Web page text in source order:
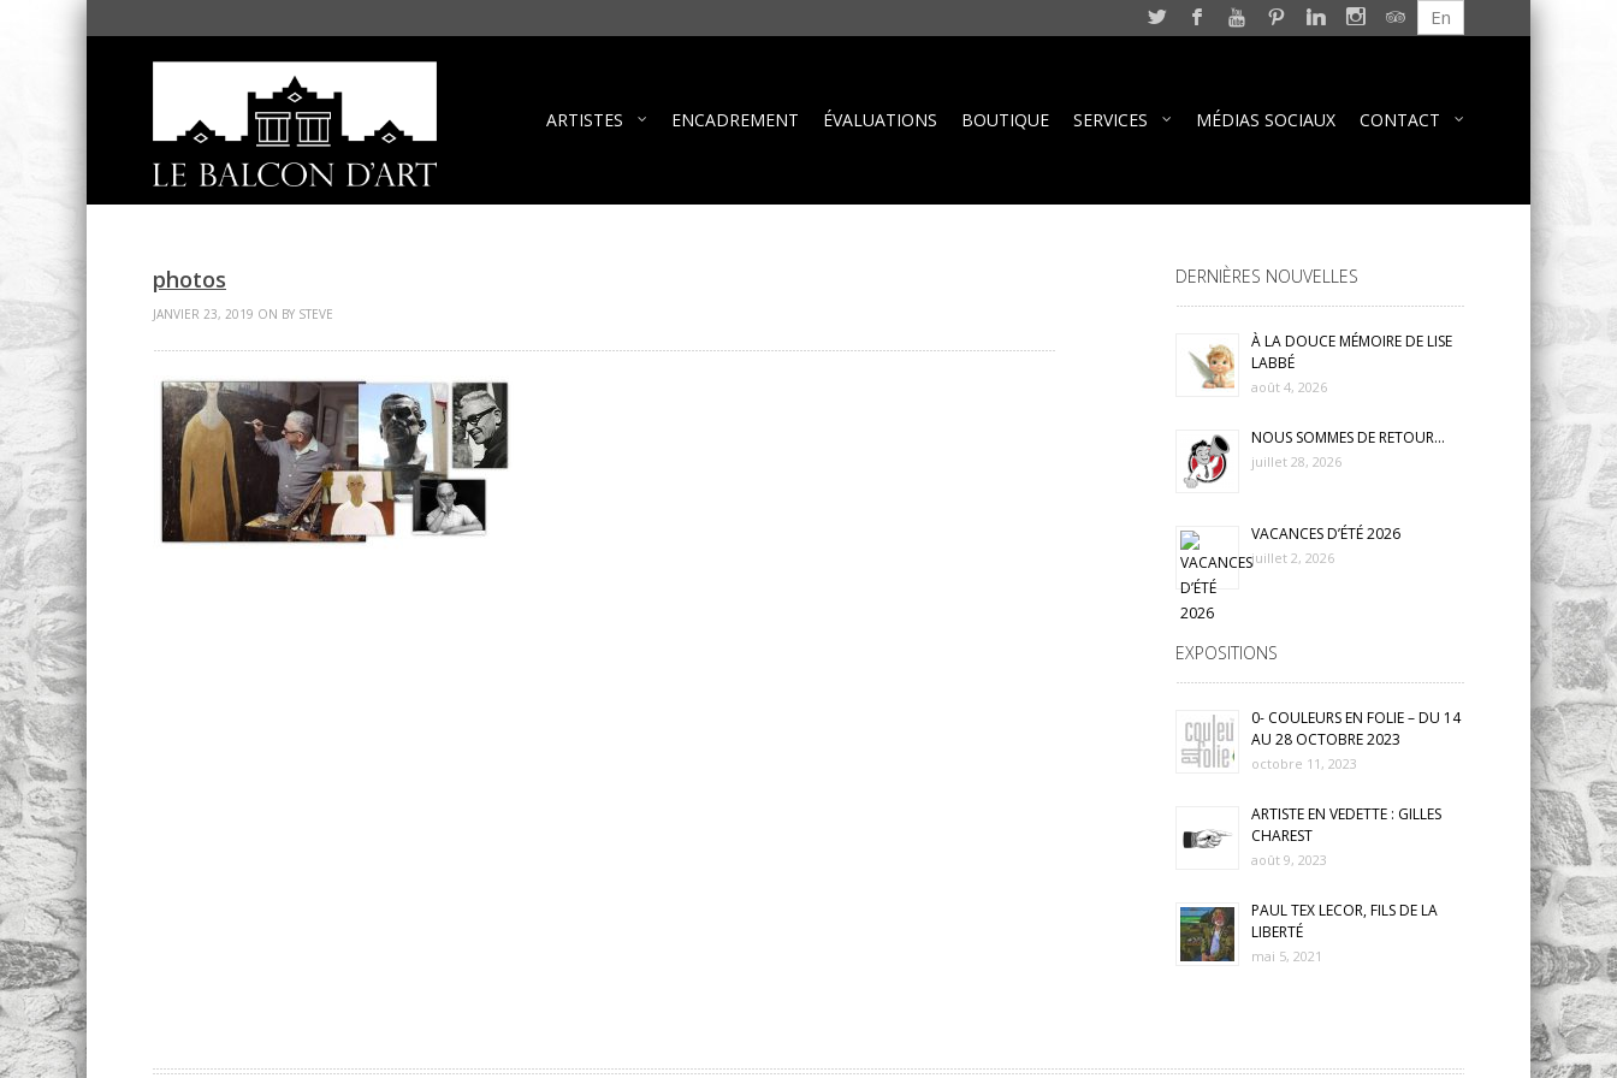
En
ARTISTES ENCADREMENT ÉVALUATIONS BOUTIQUE SERVICES MÉDIAS SOCIAUX CONTACT
photos
JANVIER 23, 2019 ON BY STEVE
DERNIÈRES NOUVELLES
À LA DOUCE MÉMOIRE DE LISE
LABBÉ
août 4, 2026
NOUS SOMMES DE RETOUR…
juillet 28, 2026
VACANCES D’ÉTÉ 2026
juillet 2, 2026
EXPOSITIONS
0- COULEURS EN FOLIE – DU 14
AU 28 OCTOBRE 2023
octobre 11, 2023
ARTISTE EN VEDETTE : GILLES
CHAREST
août 9, 2023
PAUL TEX LECOR, FILS DE LA
LIBERTÉ
mai 5, 2021